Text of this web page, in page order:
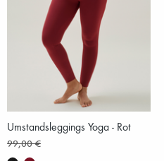
Umstandsleggings Yoga - Rot
99,00 €